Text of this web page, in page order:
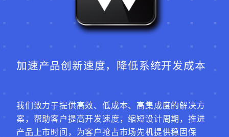
加速产品创新速度，降低系统开发成本
我们致力于提供高效、低成本、高集成度的解决方
案，帮助客户提高开发速度，缩短设计周期，推进
产品上市时间，为客户抢占市场先机提供稳固保